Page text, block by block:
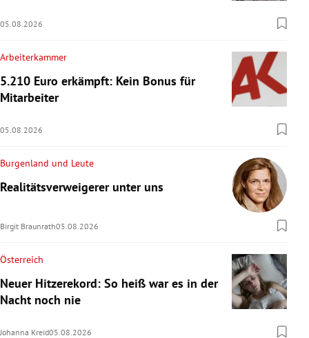
05.08.2026
Arbeiterkammer
5.210 Euro erkämpft: Kein Bonus für
Mitarbeiter
05.08.2026
Burgenland und Leute
Realitätsverweigerer unter uns
Birgit Braunrath05.08.2026
Österreich
Neuer Hitzerekord: So heiß war es in der
Nacht noch nie
Johanna Kreid05.08.2026